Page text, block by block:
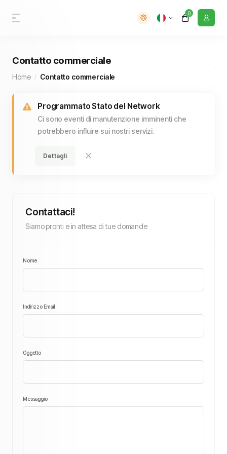
0
Contatto commerciale
Home Contatto commerciale
Programmato Stato del Network
Ci sono eventi di manutenzione imminenti che
potrebbero influire sui nostri servizi.
Dettagli
Contattaci!
Siamo pronti e in attesa di tue domande
Nome
Indirizzo Email
Oggetto
Messaggio